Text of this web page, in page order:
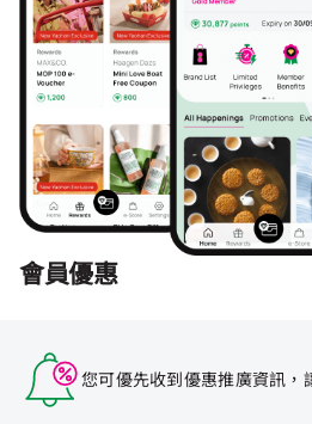
會員優惠
您可優先收到優惠推廣資訊，